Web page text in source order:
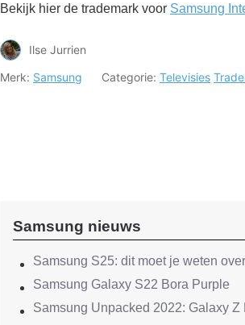
Bekijk hier de trademark voor Samsung
Ilse Jurrien
Merk: Samsung Categorie: Televisies
Samsung nieuws
Samsung S25: dit moet je weten
Samsung Galaxy S22 Bora Purple
Samsung Unpacked 2022: Galaxy